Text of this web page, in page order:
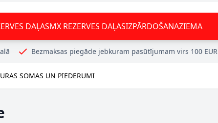
DAĻASMX REZERVES DAĻASIZPĀRDOŠANAZIEMA
Bezmaksas piegāde jebkuram pasūtījumam virs 100 EUR
SOMAS UN PIEDERUMI